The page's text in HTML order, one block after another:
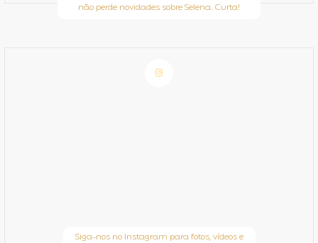
não perde novidades sobre Selena. Curta!
Siga-nos no Instagram para fotos, vídeos e